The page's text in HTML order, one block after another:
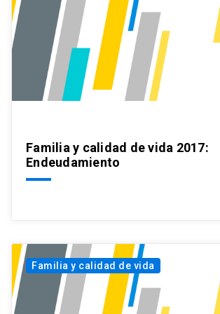
Familia y calidad de vida 2017:
Endeudamiento
Familia y calidad de vida